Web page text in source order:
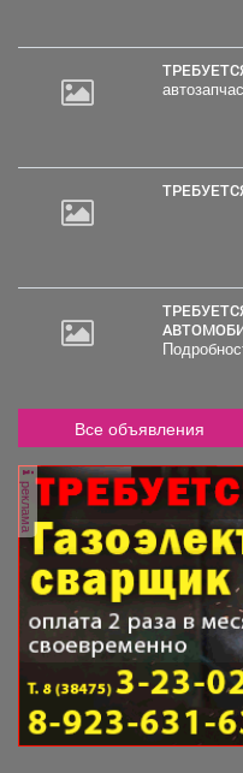
ТРЕБУЕТСЯ - ВОДИТЕЛЬ ГРУЗОВЫХ
Все объявления
реклама